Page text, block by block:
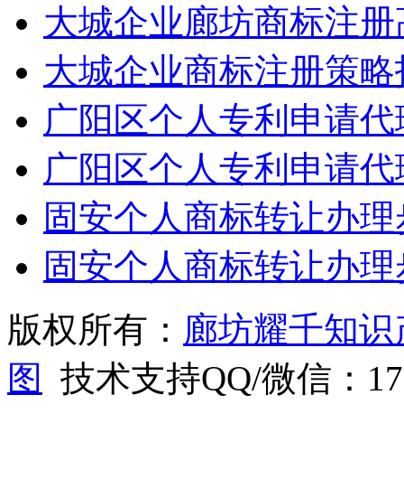
大城企业廊坊商标注
大城企业商标注册策略
广阳区个人专利申请
广阳区个人专利申请
固安个人商标转让办
固安个人商标转让办
版权所有： 廊坊耀千知
图
技术支持QQ/微信：